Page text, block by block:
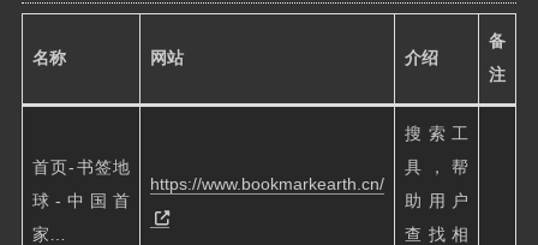
名称 网站 介绍
备
注
首页-书签地
球-中国首
家…
https://www.bookmarkearth.cn/
搜索工
具，帮
助用户
查找相